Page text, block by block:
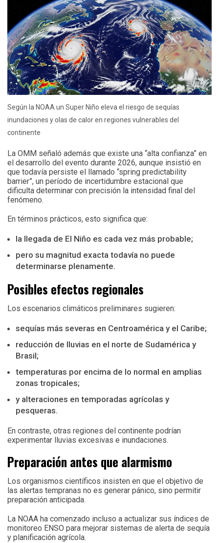
Según la NOAA un Super Niño eleva el riesgo de sequías
inundaciones y olas de calor en regiones vulnerables del
continente
La OMM señaló además que existe una “alta confianza” en
el desarrollo del evento durante 2026, aunque insistió en
que todavía persiste el llamado “spring predictability
barrier”, un período de incertidumbre estacional que
dificulta determinar con precisión la intensidad final del
fenómeno.
En términos prácticos, esto significa que:
la llegada de El Niño es cada vez más probable;
pero su magnitud exacta todavía no puede
determinarse plenamente.
Posibles efectos regionales
Los escenarios climáticos preliminares sugieren:
sequías más severas en Centroamérica y el Caribe;
reducción de lluvias en el norte de Sudamérica y
Brasil;
temperaturas por encima de lo normal en amplias
zonas tropicales;
y alteraciones en temporadas agrícolas y
pesqueras.
En contraste, otras regiones del continente podrían
experimentar lluvias excesivas e inundaciones.
Preparación antes que alarmismo
Los organismos científicos insisten en que el objetivo de
las alertas tempranas no es generar pánico, sino permitir
preparación anticipada.
La NOAA ha comenzado incluso a actualizar sus índices de
monitoreo ENSO para mejorar sistemas de alerta de sequía
y planificación agrícola.